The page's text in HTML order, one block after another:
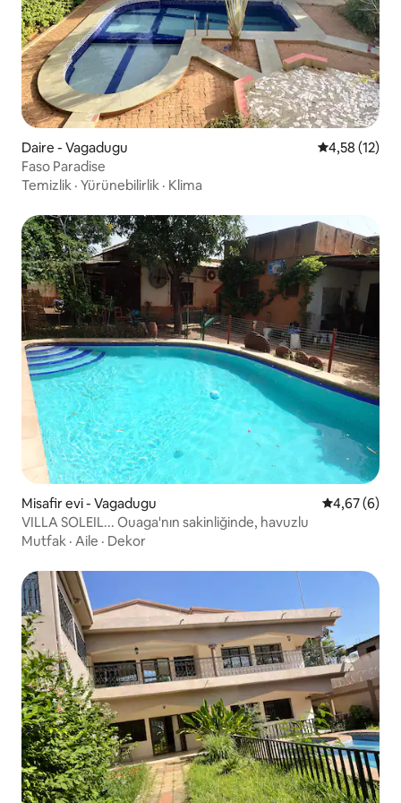
Daire - Vagadugu 5 üzerinden
4,58 (12)
Faso Paradise
Temizlik · Yürünebilirlik · Klima
Misafir evi - Vagadugu 5 üzerinden
4,67 (6)
VILLA SOLEIL... Ouaga'nın sakinliğinde, havuzlu
Mutfak · Aile · Dekor